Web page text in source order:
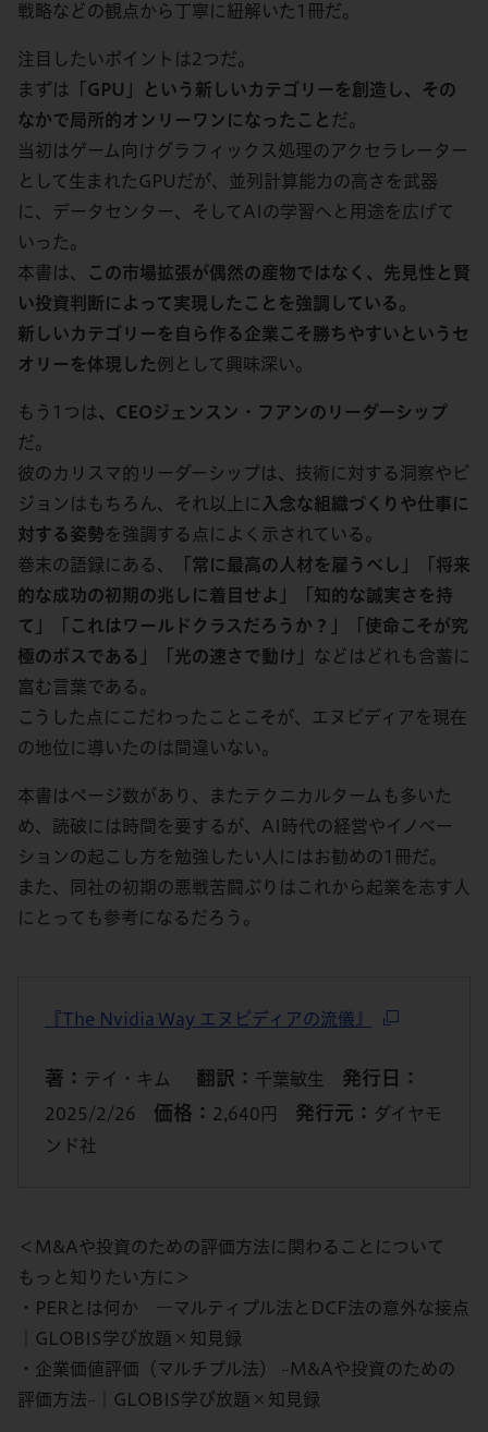
戦略などの観点から丁寧に紐解いた1冊だ。
注目したいポイントは2つだ。
まずは
「GPU」という新しいカテゴリーを創造し、その
なかで局所的オンリーワンになったこと だ。
当初はゲーム向けグラフィックス処理のアクセラレーター
として生まれたGPUだが、並列計算能力の高さを武器
に、データセンター、そしてAIの学習へと用途を広げて
いった。
本書は、
この市場拡張が偶然の産物ではなく、先見性と賢
い投資判断によって実現したことを強調している。
新しいカテゴリーを自ら作る企業こそ勝ちやすいというセ
オリーを体現した例として興味深い。
もう1つは、CEOジェンスン・フアンのリーダーシップ
だ。
彼のカリスマ的リーダーシップは、技術に対する洞察やビ
ジョンはもちろん、それ以上に 入念な組織づくりや仕事に
対する姿勢を強調する点によく示されている。
巻末の語録にある、
「常に最高の人材を雇うべし」「将来
的な成功の初期の兆しに着目せよ」「知的な誠実さを持
て」「これはワールドクラスだろうか？」「使命こそが究
極のボスである」「光の速さで動け」
などはどれも含蓄に
富む言葉である。
こうした点にこだわったことこそが、エヌビディアを現在
の地位に導いたのは間違いない。
本書はページ数があり、またテクニカルタームも多いた
め、読破には時間を要するが、AI時代の経営やイノベー
ションの起こし方を勉強したい人にはお勧めの1冊だ。
また、同社の初期の悪戦苦闘ぶりはこれから起業を志す人
にとっても参考になるだろう。
『The Nvidia Way エヌビディアの流儀』
著： テイ・キム 翻訳： 千葉敏生 発行日：
2025/2/26 価格： 2,640円 発行元：
ダイヤモ
ンド社
＜M&Aや投資のための評価方法に関わることについて
もっと知りたい方に＞
・PERとは何か ―マルティプル法とDCF法の意外な接点
│GLOBIS学び放題×知見録
・企業価値評価（マルチプル法） ~M&Aや投資のための
評価方法~│GLOBIS学び放題×知見録